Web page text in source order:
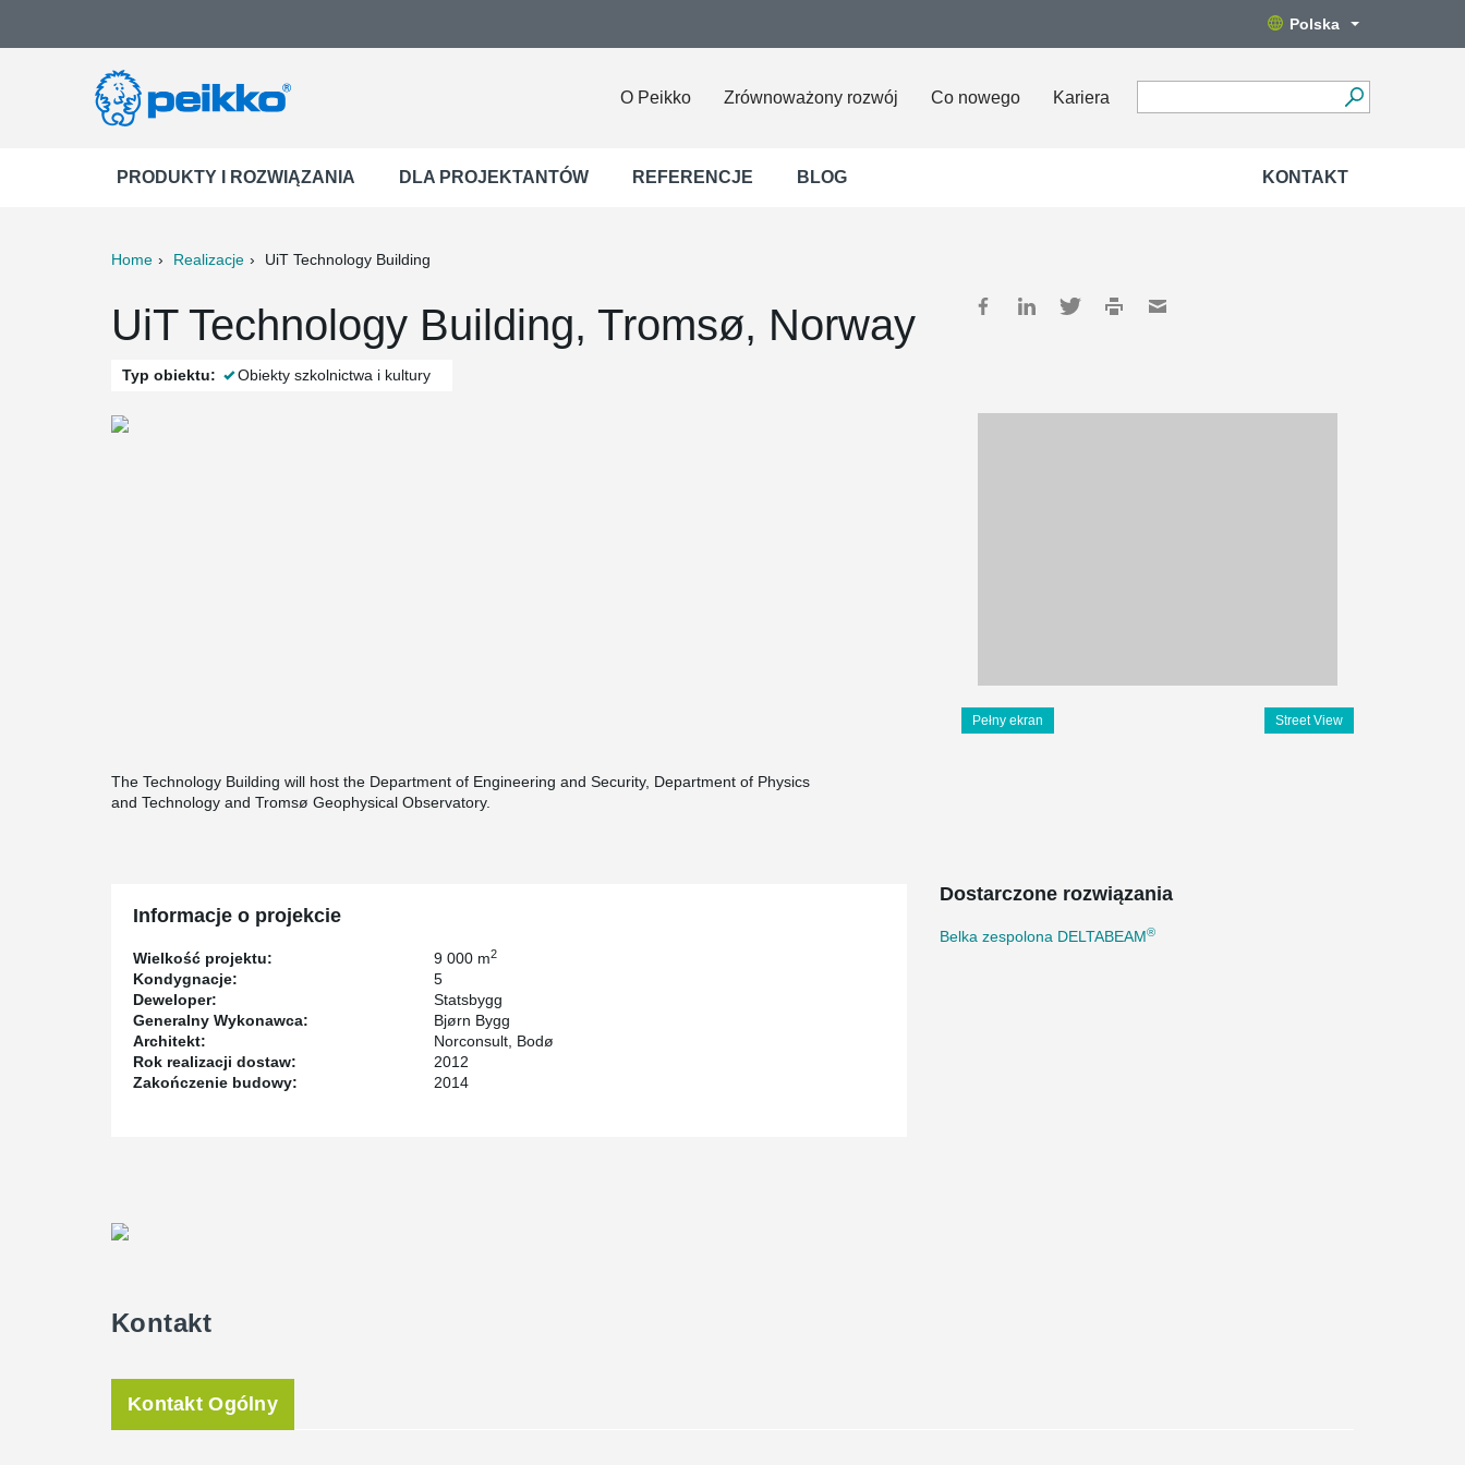
Polska
O Peikko Zrównoważony rozwój Co nowego Kariera
PRODUKTY I ROZWIĄZANIA DLA PROJEKTANTÓW REFERENCJE BLOG KONTAKT
Home Realizacje UiT Technology Building
UiT Technology Building, Tromsø, Norway
Typ obiektu: Obiekty szkolnictwa i kultury
Pełny ekran Street View
The Technology Building will host the Department of Engineering and Security, Department of Physics
and Technology and Tromsø Geophysical Observatory.
Informacje o projekcie
Wielkość projektu: 9 000 m2
Kondygnacje:
5
Deweloper:
Statsbygg
Generalny Wykonawca:
Bjørn Bygg
Architekt:
Norconsult, Bodø
Rok realizacji dostaw:
2012
Zakończenie budowy:
2014
Dostarczone rozwiązania
Belka zespolona DELTABEAM®
Kontakt
Kontakt Ogólny